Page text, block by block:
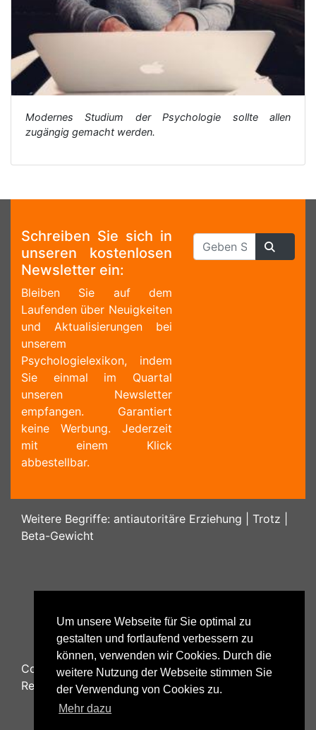
Um unsere Webseite für Sie optimal zu
gestalten und fortlaufend verbessern zu
können, verwenden wir Cookies. Durch die
weitere Nutzung der Webseite stimmen Sie
der Verwendung von Cookies zu.
Mehr dazu
Modernes Studium der Psychologie sollte allen
zugängig gemacht werden.
Schreiben Sie sich in
unseren kostenlosen
Newsletter ein:
Bleiben Sie auf dem
Laufenden über Neuigkeiten
und Aktualisierungen bei
unserem
Psychologielexikon, indem
Sie einmal im Quartal
unseren Newsletter
empfangen. Garantiert
keine Werbung. Jederzeit
mit einem Klick
abbestellbar.
Weitere Begriffe: antiautoritäre Erziehung Trotz
Beta-Gewicht
Copyright © 2026Psychology48.com - All Rights
Reserved.